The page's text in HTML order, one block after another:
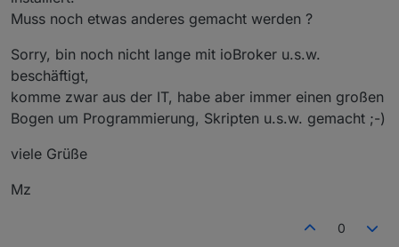
Muss noch etwas anderes gemacht werden ?
Sorry, bin noch nicht lange mit ioBroker u.s.w.
beschäftigt,
komme zwar aus der IT, habe aber immer einen großen
Bogen um Programmierung, Skripten u.s.w. gemacht ;-)
viele Grüße
Mz
0